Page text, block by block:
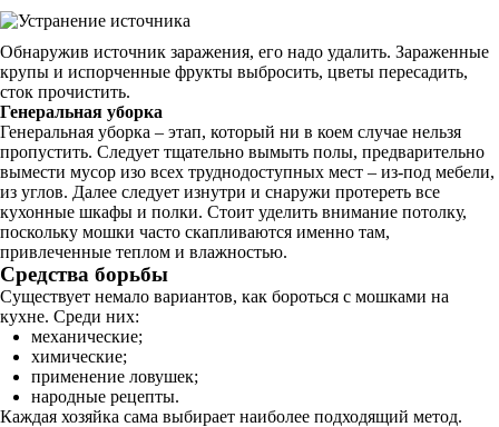
Обнаружив источник заражения, его надо удалить. Зараженные
крупы и испорченные фрукты выбросить, цветы пересадить,
сток прочистить.
Генеральная уборка
Генеральная уборка – этап, который ни в коем случае нельзя
пропустить. Следует тщательно вымыть полы, предварительно
вымести мусор изо всех труднодоступных мест – из-под мебели,
из углов. Далее следует изнутри и снаружи протереть все
кухонные шкафы и полки. Стоит уделить внимание потолку,
поскольку мошки часто скапливаются именно там,
привлеченные теплом и влажностью.
Средства борьбы
Существует немало вариантов, как бороться с мошками на
кухне. Среди них:
механические;
химические;
применение ловушек;
народные рецепты.
Каждая хозяйка сама выбирает наиболее подходящий метод.